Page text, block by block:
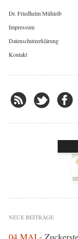
Dr. Friedhelm Mühleib
Impressum
Datenschutzerklärung
Kontakt
NEUE BEITRÄGE
04 MAI -